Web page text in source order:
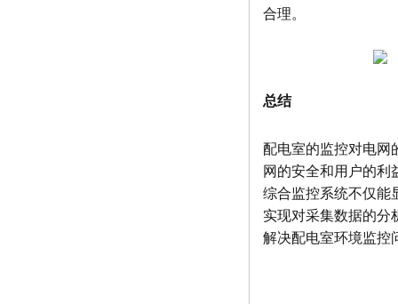
合理。
总结
配电室的监控对电网
网的安全和用户的利
综合监控系统不仅能
实现对采集数据的分
解决配电室环境监控